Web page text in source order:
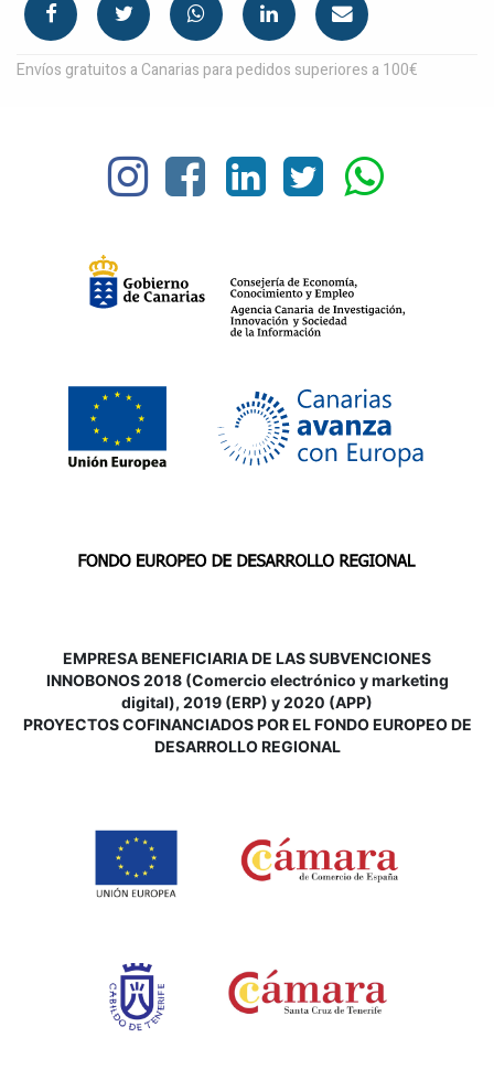
Envíos gratuitos a Canarias para pedidos superiores a 100€
EMPRESA BENEFICIARIA DE LAS SUBVENCIONES
INNOBONOS 2018 (Comercio electrónico y marketing
digital), 2019 (ERP) y 2020 (APP)
PROYECTOS COFINANCIADOS POR EL FONDO EUROPEO DE
DESARROLLO REGIONAL